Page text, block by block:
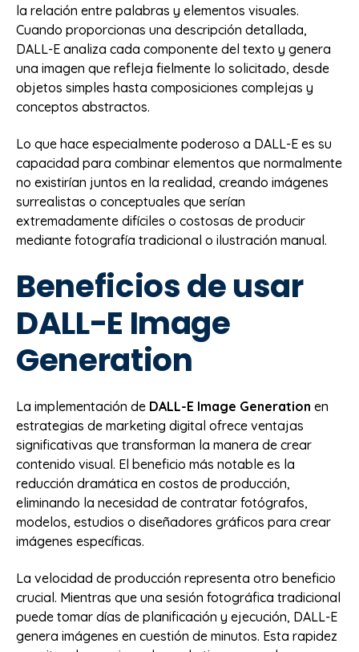
la relación entre palabras y elementos visuales.
Cuando proporcionas una descripción detallada,
DALL-E analiza cada componente del texto y genera
una imagen que refleja fielmente lo solicitado, desde
objetos simples hasta composiciones complejas y
conceptos abstractos.
Lo que hace especialmente poderoso a DALL-E es su
capacidad para combinar elementos que normalmente
no existirían juntos en la realidad, creando imágenes
surrealistas o conceptuales que serían
extremadamente difíciles o costosas de producir
mediante fotografía tradicional o ilustración manual.
Beneficios de usar
DALL-E Image
Generation
La implementación de DALL-E Image Generation en
estrategias de marketing digital ofrece ventajas
significativas que transforman la manera de crear
contenido visual. El beneficio más notable es la
reducción dramática en costos de producción,
eliminando la necesidad de contratar fotógrafos,
modelos, estudios o diseñadores gráficos para crear
imágenes específicas.
La velocidad de producción representa otro beneficio
crucial. Mientras que una sesión fotográfica tradicional
puede tomar días de planificación y ejecución, DALL-E
genera imágenes en cuestión de minutos. Esta rapidez